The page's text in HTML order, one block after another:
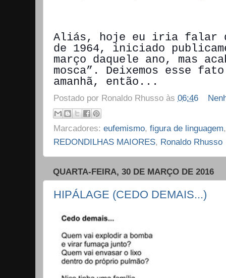
Aliás, hoje eu iria falar
de 1964, iniciado
março daquele ano, mas
mosca”. Deixemos esse
amanhã, então...
Postado por Ronaldo Rhusso às 06:46
Marcadores: eufemismo, figura de linguagem
REDONDILHAS MAIORES, Ronaldo Rhusso
QUARTA-FEIRA, 30 DE MARÇO DE 2016
HIPÁLAGE (CEDO DEMAIS...)